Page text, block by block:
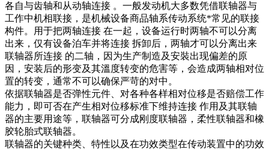
各自与齿轴和从动轴连接 。一般发动机大多数凭借联轴器与
工作中机相联接，是机械设备商品轴系传动系统*常见的联接
构件。用于把两轴连接 在一起，设备运行时两轴不可以分离
出来，仅有设备泊车并将连接 拆卸后，两轴才可以分离出来
联轴器所连接 的二轴，因为生产制造及安裝出现偏差的原
因，安装后的形变及其溫度转变的危害等，会造成两轴相对位
置的转变，通常不可以确保严苛的对中。
依据联轴器是否弹性元件、对各种各样相对位移是否赔偿工作
能力，即可否在产生相对位移标准下维持连接 作用及其联轴
器的主要用途等，联轴器可分成刚度联轴器，柔性联轴器和橡
胶轮胎式联轴器。
联轴器的关键种类、特性以及在功效类型在传动装置中的功效